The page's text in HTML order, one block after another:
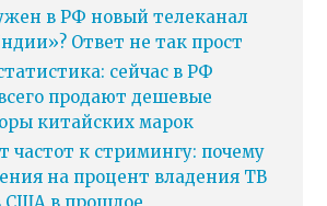
в РФ новый телеканал
Ответ не так прост
сейчас в РФ
продают дешевые
китайских марок
частот к стримингу: почему
на процент владения ТВ